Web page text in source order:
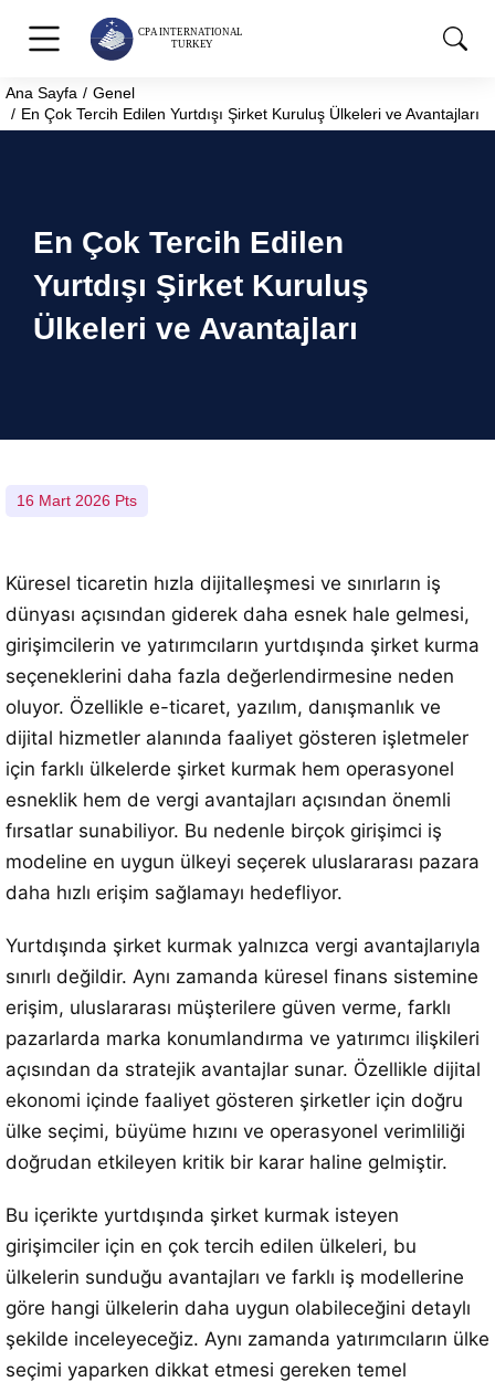
You are here:
Ana Sayfa
Genel
En Çok Tercih Edilen Yurtdışı Şirket Kuruluş Ülkeleri ve Avantajları
En Çok Tercih Edilen
Yurtdışı Şirket Kuruluş
Ülkeleri ve Avantajları
16 Mart 2026 Pts
Küresel ticaretin hızla dijitalleşmesi ve sınırların iş
dünyası açısından giderek daha esnek hale gelmesi,
girişimcilerin ve yatırımcıların yurtdışında şirket kurma
seçeneklerini daha fazla değerlendirmesine neden
oluyor. Özellikle e-ticaret, yazılım, danışmanlık ve
dijital hizmetler alanında faaliyet gösteren işletmeler
için farklı ülkelerde şirket kurmak hem operasyonel
esneklik hem de vergi avantajları açısından önemli
fırsatlar sunabiliyor. Bu nedenle birçok girişimci iş
modeline en uygun ülkeyi seçerek uluslararası pazara
daha hızlı erişim sağlamayı hedefliyor.
Yurtdışında şirket kurmak yalnızca vergi avantajlarıyla
sınırlı değildir. Aynı zamanda küresel finans sistemine
erişim, uluslararası müşterilere güven verme, farklı
pazarlarda marka konumlandırma ve yatırımcı ilişkileri
açısından da stratejik avantajlar sunar. Özellikle dijital
ekonomi içinde faaliyet gösteren şirketler için doğru
ülke seçimi, büyüme hızını ve operasyonel verimliliği
doğrudan etkileyen kritik bir karar haline gelmiştir.
Bu içerikte yurtdışında şirket kurmak isteyen
girişimciler için en çok tercih edilen ülkeleri, bu
ülkelerin sunduğu avantajları ve farklı iş modellerine
göre hangi ülkelerin daha uygun olabileceğini detaylı
şekilde inceleyeceğiz. Aynı zamanda yatırımcıların ülke
seçimi yaparken dikkat etmesi gereken temel